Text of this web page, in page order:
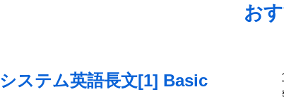
お
システム英語長文[1] Basic